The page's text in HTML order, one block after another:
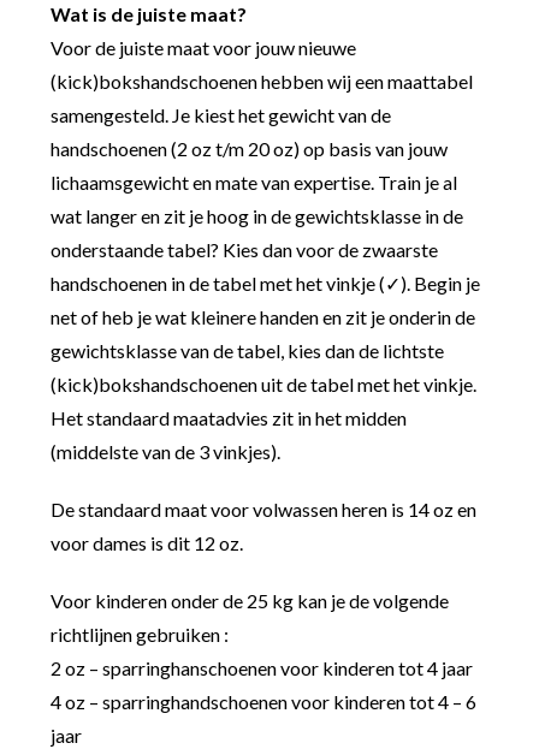
Wat is de juiste maat?
Voor de juiste maat voor jouw nieuwe
(kick)bokshandschoenen hebben wij een maattabel
samengesteld. Je kiest het gewicht van de
handschoenen (2 oz t/m 20 oz) op basis van jouw
lichaamsgewicht en mate van expertise. Train je al
wat langer en zit je hoog in de gewichtsklasse in de
onderstaande tabel? Kies dan voor de zwaarste
handschoenen in de tabel met het vinkje (✓). Begin je
net of heb je wat kleinere handen en zit je onderin de
gewichtsklasse van de tabel, kies dan de lichtste
(kick)bokshandschoenen uit de tabel met het vinkje.
Het standaard maatadvies zit in het midden
(middelste van de 3 vinkjes).
De standaard maat voor volwassen heren is 14 oz en
voor dames is dit 12 oz.
Voor kinderen onder de 25 kg kan je de volgende
richtlijnen gebruiken :
2 oz – sparringhanschoenen voor kinderen tot 4 jaar
4 oz – sparringhandschoenen voor kinderen tot 4 – 6
jaar